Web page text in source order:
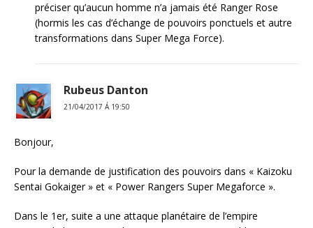
préciser qu’aucun homme n’a jamais été Ranger Rose
(hormis les cas d’échange de pouvoirs ponctuels et autre
transformations dans Super Mega Force).
Rubeus Danton
21/04/2017 Á 19:50
Bonjour,
Pour la demande de justification des pouvoirs dans « Kaizoku
Sentai Gokaiger » et « Power Rangers Super Megaforce ».
Dans le 1er, suite a une attaque planétaire de l’empire